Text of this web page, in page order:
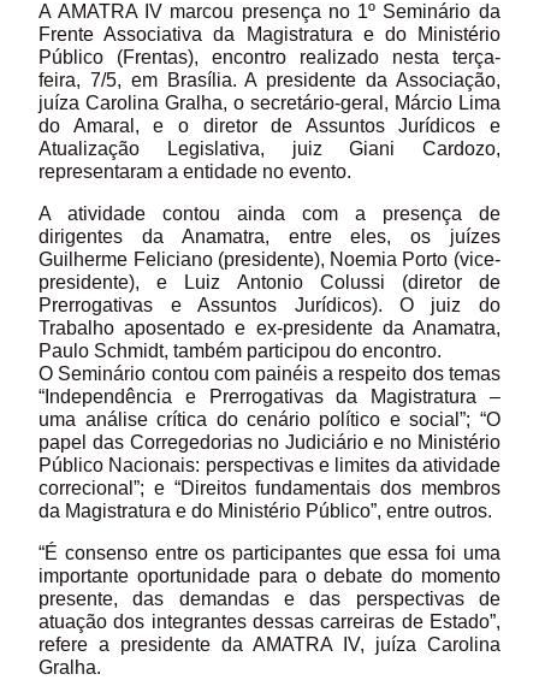
A AMATRA IV marcou presença no 1º Seminário da
Frente Associativa da Magistratura e do Ministério
Público (Frentas), encontro realizado nesta terça-
feira, 7/5, em Brasília. A presidente da Associação,
juíza Carolina Gralha, o secretário-geral, Márcio Lima
do Amaral, e o diretor de Assuntos Jurídicos e
Atualização Legislativa, juiz Giani Cardozo,
representaram a entidade no evento.
A atividade contou ainda com a presença de
dirigentes da Anamatra, entre eles, os juízes
Guilherme Feliciano (presidente), Noemia Porto (vice-
presidente), e Luiz Antonio Colussi (diretor de
Prerrogativas e Assuntos Jurídicos). O juiz do
Trabalho aposentado e ex-presidente da Anamatra,
Paulo Schmidt, também participou do encontro.
O Seminário contou com painéis a respeito dos temas
“Independência e Prerrogativas da Magistratura –
uma análise crítica do cenário político e social”; “O
papel das Corregedorias no Judiciário e no Ministério
Público Nacionais: perspectivas e limites da atividade
correcional”; e “Direitos fundamentais dos membros
da Magistratura e do Ministério Público”, entre outros.
“É consenso entre os participantes que essa foi uma
importante oportunidade para o debate do momento
presente, das demandas e das perspectivas de
atuação dos integrantes dessas carreiras de Estado”,
refere a presidente da AMATRA IV, juíza Carolina
Gralha.